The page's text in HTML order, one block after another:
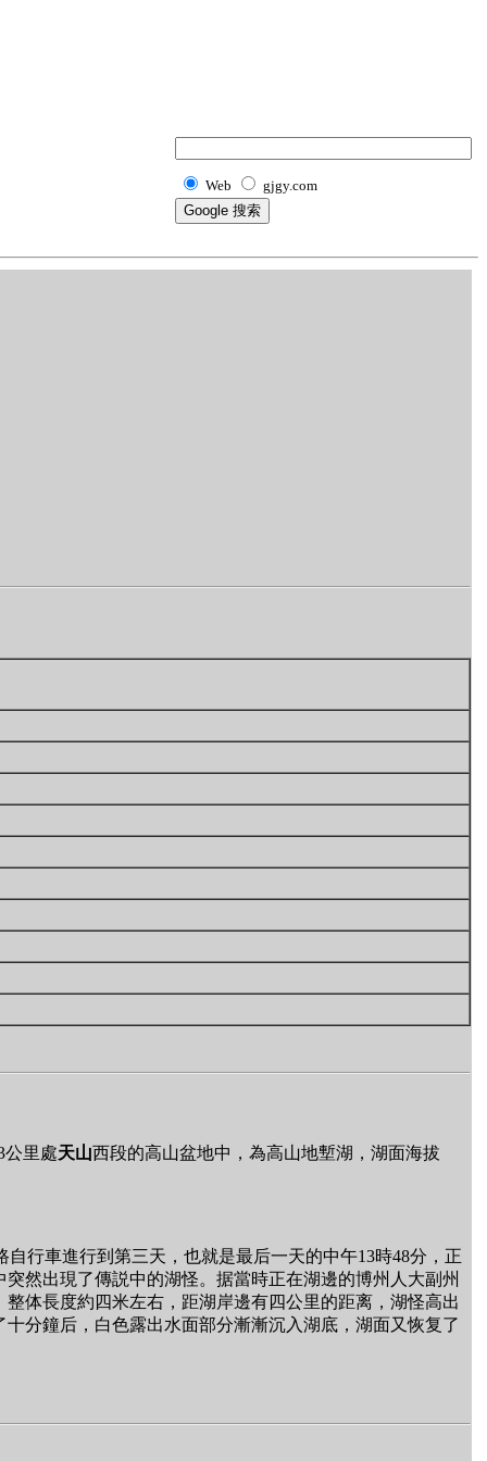
Web gjgy.com
公里處天山西段的高山盆地中，為高山地塹湖，湖面海拔
行車進行到第三天，也就是最后一天的中午13時48分，正
然出現了傳説中的湖怪。据當時正在湖邊的博州人大副州
体長度約四米左右，距湖岸邊有四公里的距离，湖怪高出
分鐘后，白色露出水面部分漸漸沉入湖底，湖面又恢复了